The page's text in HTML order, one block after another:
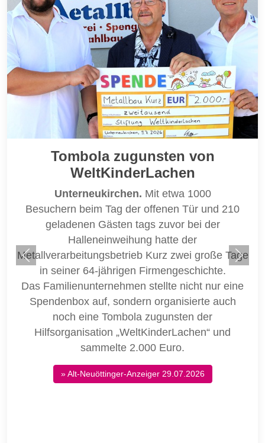
Tombola zugunsten von
WeltKinderLachen
Unterneukirchen. Mit etwa 1000
Besuchern beim Tag der offenen Tür und 210
geladenen Gästen tags zuvor bei der
Halleneinweihung hatte der
Metallverarbeitungsbetrieb Kurz zwei große Tage
in seiner 64-jährigen Firmengeschichte.
Das Familienunternehmen stellte nicht nur eine
Spendenbox auf, sondern organisierte auch
noch eine Tombola zugunsten der
Hilfsorganisation „WeltKinderLachen“ und
sammelte 2.000 Euro.
» Alt-Neuöttinger-Anzeiger 29.07.2026